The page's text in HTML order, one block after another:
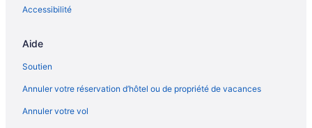
Accessibilité
Aide
Soutien
Annuler votre réservation d’hôtel ou de propriété de vacances
Annuler votre vol